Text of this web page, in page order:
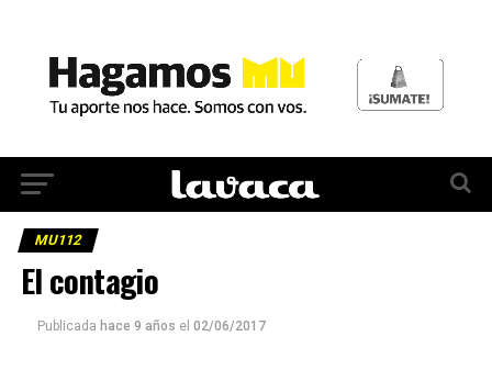
MU112
El contagio
Publicada hace 9 años el 02/06/2017